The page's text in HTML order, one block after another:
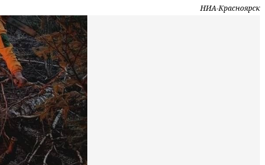
НИА-Красноярск